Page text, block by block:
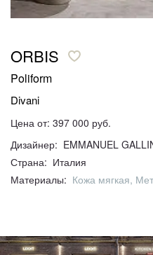
ORBIS
Poliform
Divani
Цена от: 397 000 руб.
Дизайнер: EMMANUEL
Страна: Италия
Материалы: Кожа мягкая,